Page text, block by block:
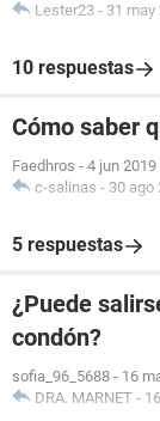
Lester23 - 31 may
10 respuestas
Cómo saber
Faedhros - 4 jun
c-salinas - 30 ago
5 respuestas
¿Puede
condón?
sofia_96_5688 - 16
DRA. MARNET -